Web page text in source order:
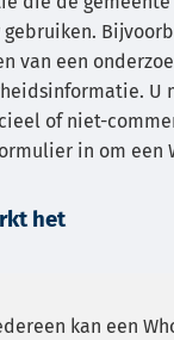
gebruiken.
van een
U
of niet-
in om een
het
kan een